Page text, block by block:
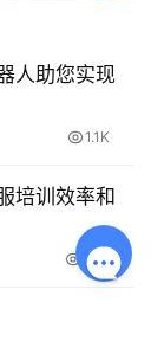
人助您实现
1.1K
培训效率和
1.6K